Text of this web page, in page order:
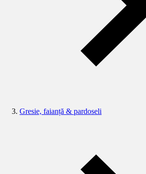
Gresie, faianță & pardoseli